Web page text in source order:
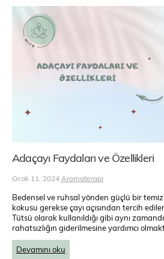
Adaçayı Faydaları ve Özellikleri
Ocak 11, 2024 Aromaterapi
Bedensel ve ruhsal yönden güçlü bir
kokusu gerekse çayı açısından tercih
Tütsü olarak kullanıldığı gibi aynı
rahatsızlığın giderilmesine yardımcı
Devamını oku